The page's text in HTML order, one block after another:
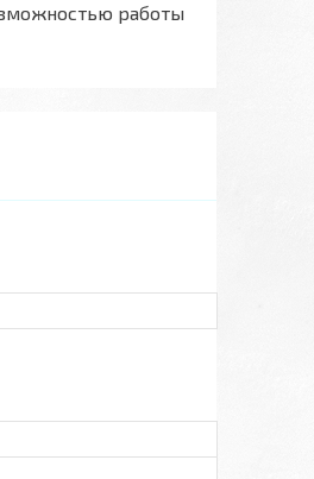
работы